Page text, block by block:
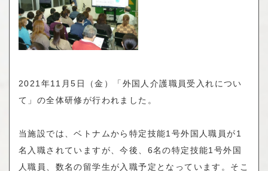
2021年11月5日（金）「外国人介護職員受入れについ
て」の全体研修が行われました。
当施設では、ベトナムから特定技能1号外国人職員が1
名入職されていますが、今後、6名の特定技能1号外国
人職員、数名の留学生が入職予定となっています。そこ